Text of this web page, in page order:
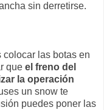
sin derretirse.
colocar las botas en
que el freno del
la operación
un snow te
puedes poner las